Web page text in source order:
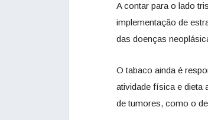
A contar para o lado
implementação de
das doenças
O tabaco ainda é
atividade física e dieta
de tumores, como o